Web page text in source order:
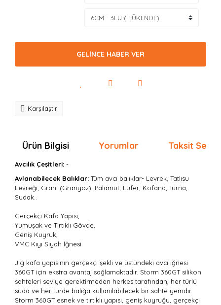
GELİNCE HABER VER
Karşılaştır
Ürün Bilgisi Yorumlar Taksit
Avcılık Çeşitleri: -
Avlanabilecek Balıklar: Tüm avcı balıklar- Levrek, Tatlısu
Levreği, Grani (Granyöz), Palamut, Lüfer, Kofana, Turna,
Sudak..
Gerçekçi Kafa Yapısı,
Yumuşak ve Tırtıklı Gövde,
Geniş Kuyruk,
VMC Kıyı Siyah İğnesi
Jig kafa yapısının gerçekçi şekli ve üstündeki avcı iğnesi
360GT için ekstra avantaj sağlamaktadır. Storm 360GT silikon
sahteleri seviye gerektirmeden herkes tarafından, her türlü
suda ve her türde balığa kullanılabilecek bir sahte yemdir.
Storm 360GT esnek ve tırtıklı yapısı, geniş kuyruğu, gerçekçi